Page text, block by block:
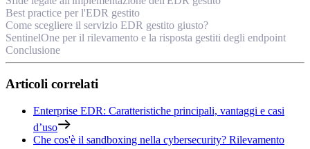
Best practice per l'EDR gestito
Come scegliere il servizio EDR gestito giusto?
SentinelOne per il rilevamento e la risposta gestiti degli endpoint
Conclusione
Articoli correlati
Enterprise EDR: Caratteristiche principali, vantaggi e casi
d’uso
Che cos'è il sandboxing nella cybersecurity? Rilevamento